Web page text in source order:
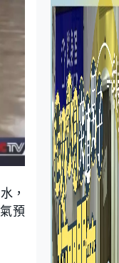
，
預